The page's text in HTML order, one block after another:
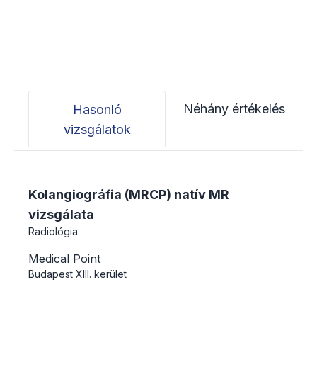
Hasonló
vizsgálatok
Néhány értékelés
Kolangiográfia (MRCP) natív MR
vizsgálata
Radiológia
Medical Point
Budapest XIII. kerület